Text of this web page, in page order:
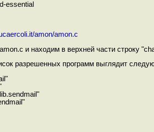
essential
amon/amon.c
и находим в верхней части строку
разрешенных программ выглядит